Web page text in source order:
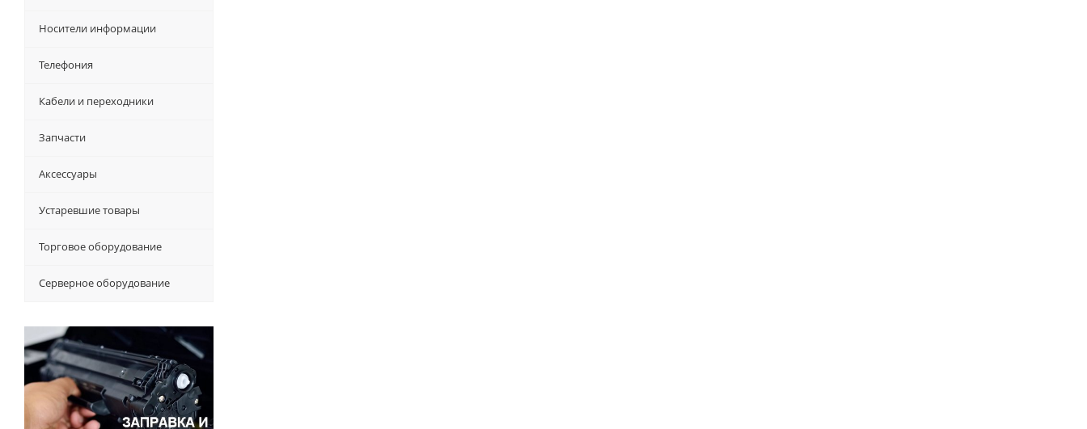
Носители информации
Телефония
Кабели и переходники
Запчасти
Аксессуары
Устаревшие товары
Торговое оборудование
Серверное оборудование